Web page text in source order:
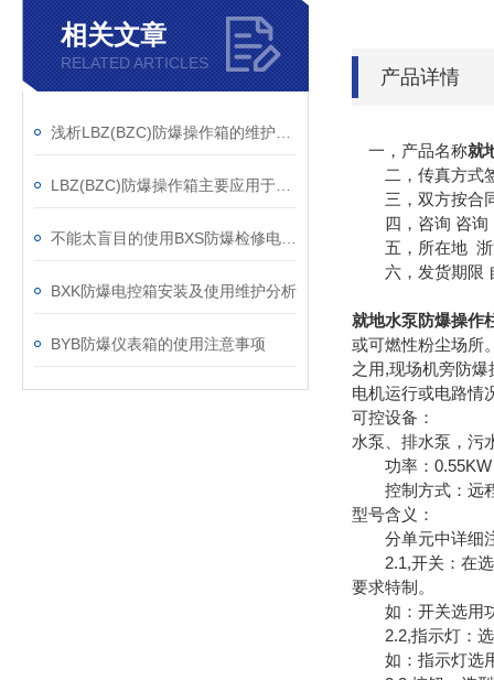
相关文章
RELATED ARTICLES
BXK防爆电控箱安装及使用维护分析
BYB防爆仪表箱的使用注意事项
产品详情
一，产品名称就
二，传真方式
三，双方按合同
四，咨询 咨询
五，所在地 浙
六，发货期限
就地水泵防爆操作
或可燃性粉尘场所
之用,现场机旁防
电机运行或电路情
可控设备：
水泵、排水泵，污
功率：0.55KW
控制方式：远程
型号含义：
分单元中详细注
2.1,开关：在选
要求特制。
如：开关选用功
2.2,指示灯：选
如：指示灯选用